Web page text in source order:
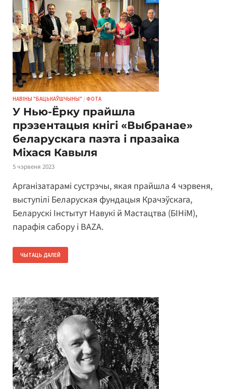
НАВІНЫ "БАЦЬКАЎШЧЫНЫ" /ФОТА
У Нью-Ёрку прайшла
прэзентацыя кнігі «Выбранае»
беларускага паэта і празаіка
Міхася Кавыля
5 чэрвеня 2023
Арганізатарамі сустрэчы, якая прайшла 4 чэрвеня,
выступілі Беларуская фундацыя Крачэўскага,
Беларускі Інстытут Навукі й Мастацтва (БІНіМ),
парафія сабору і BAZA.
ЧЫТАЦЬ ДАЛЕЙ